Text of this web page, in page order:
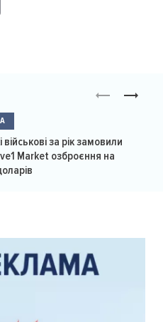
військові за рік замовили
Market озброєння на